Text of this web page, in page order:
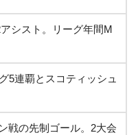
シスト。リーグ年間M
5連覇とスコティッシュ
戦の先制ゴール。2大会